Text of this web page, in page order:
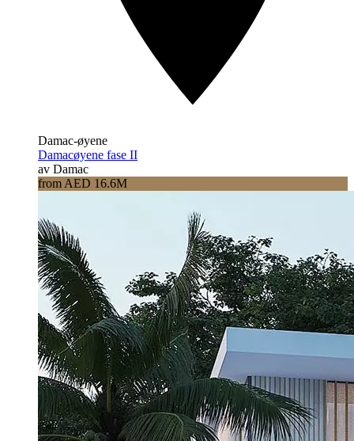
Damac-øyene
Damacøyene fase II
av Damac
from AED 16.6M